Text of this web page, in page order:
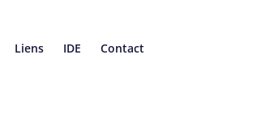
Liens IDE Contact